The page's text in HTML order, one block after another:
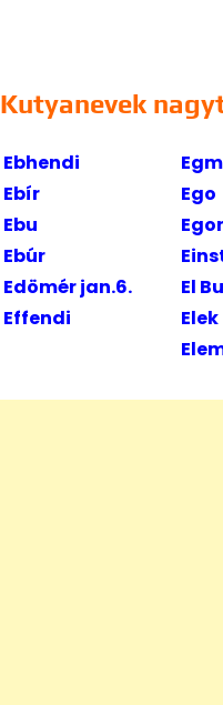
Kutyanevek
Ebhendi
Ebír
Ego
Ebu
Ebúr
Edömér jan.6.
El
Effendi
Elek